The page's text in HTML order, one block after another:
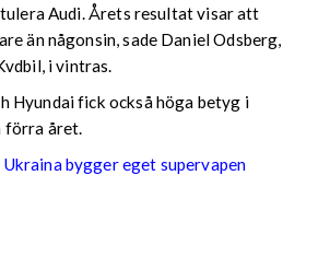
Audi. Årets resultat visar att
än någonsin, sade Daniel Odsberg,
i vintras.
Hyundai fick också höga betyg i
förra året.
bygger eget supervapen